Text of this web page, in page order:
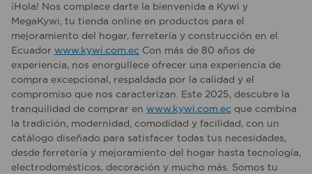
¡Hola! Nos complace darte la bienvenida a Kywi y
MegaKywi, tu tienda online en productos para el
mejoramiento del hogar, ferretería y construcción en el
Ecuador www.kywi.com.ec Con más de 80 años de
experiencia, nos enorgullece ofrecer una experiencia de
compra excepcional, respaldada por la calidad y el
compromiso que nos caracterizan. Este 2025, descubre la
tranquilidad de comprar en www.kywi.com.ec que combina
la tradición, modernidad, comodidad y facilidad, con un
catálogo diseñado para satisfacer todas tus necesidades,
desde ferretería y mejoramiento del hogar hasta tecnología,
electrodomésticos, decoración y mucho más. Somos tu